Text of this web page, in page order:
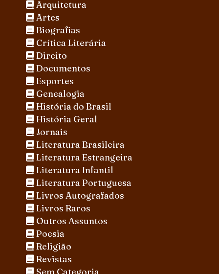
Arquitetura
Artes
Biografias
Crítica Literária
Direito
Documentos
Esportes
Genealogia
História do Brasil
História Geral
Jornais
Literatura Brasileira
Literatura Estrangeira
Literatura Infantil
Literatura Portuguesa
Livros Autografados
Livros Raros
Outros Assuntos
Poesia
Religião
Revistas